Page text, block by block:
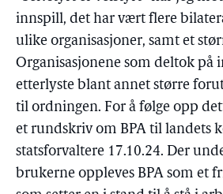
innspill, det har vært flere
ulike organisasjoner, samt et
Organisasjonene som deltok på
etterlyste blant annet større
til ordningen. For å følge opp
et rundskriv om BPA til landets
statsforvaltere 17.10.24. Der
brukerne oppleves BPA som et